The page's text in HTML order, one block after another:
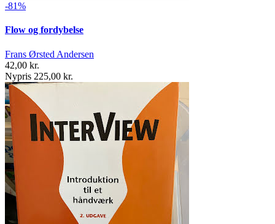
-81%
Flow og fordybelse
Frans Ørsted Andersen
42,00 kr.
Nypris 225,00 kr.